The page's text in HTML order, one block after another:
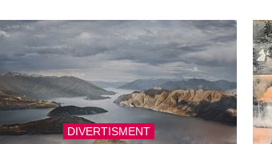
DIVERTISMENT